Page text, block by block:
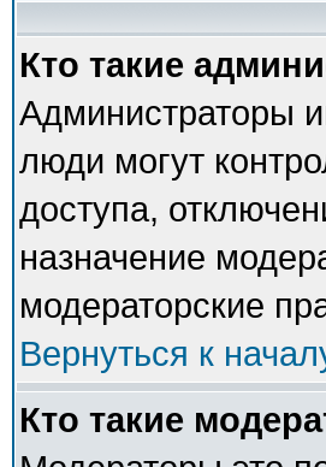
Кто такие
Администраторы
люди могут
доступа,
назначение
модераторские
Вернуться к
Кто такие